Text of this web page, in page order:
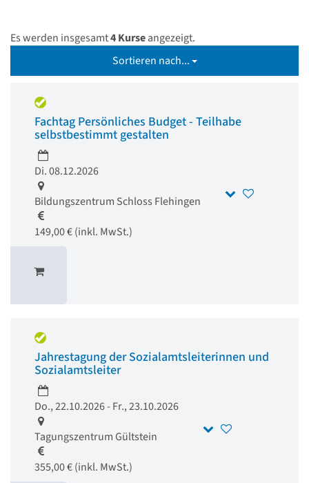
Es werden insgesamt4 Kurseangezeigt.
Sortieren nach...
Fachtag Persönliches Budget - Teilhabe
selbstbestimmt gestalten
Di. 08.12.2026
Bildungszentrum Schloss Flehingen
149,00 € (inkl. MwSt.)
Jahrestagung der Sozialamtsleiterinnen und
Sozialamtsleiter
Do., 22.10.2026 - Fr., 23.10.2026
Tagungszentrum Gültstein
355,00 € (inkl. MwSt.)